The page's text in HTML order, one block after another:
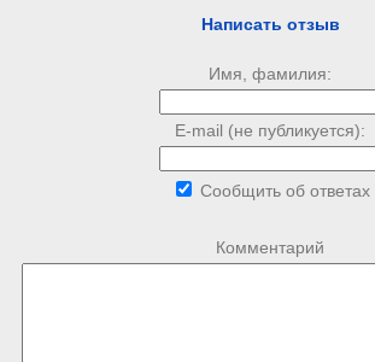
Написать отзыв
Имя, фамилия:
E-mail (не публикуется):
Сообщить об ответах
Комментарий